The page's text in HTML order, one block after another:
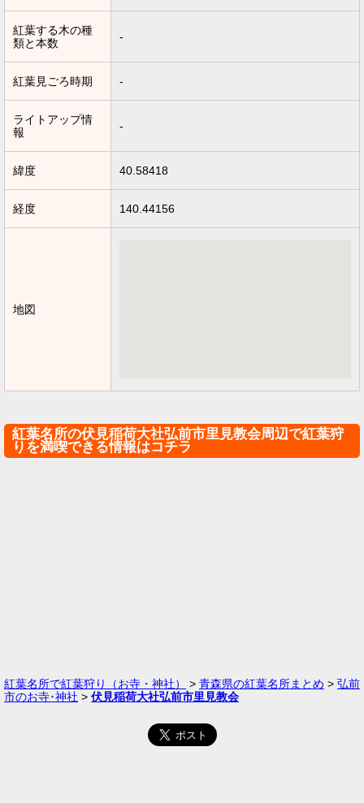
紅葉する木の種
類と本数
-
紅葉見ごろ時期 -
ライトアップ情
報
-
緯度 40.58418
経度 140.44156
地図
紅葉名所の伏見稲荷大社弘前市里見教会周辺で紅葉狩
りを満喫できる情報はコチラ
紅葉名所で紅葉狩り（お寺・神社） > 青森県の紅葉名所まとめ > 弘前
市のお寺･神社 > 伏見稲荷大社弘前市里見教会